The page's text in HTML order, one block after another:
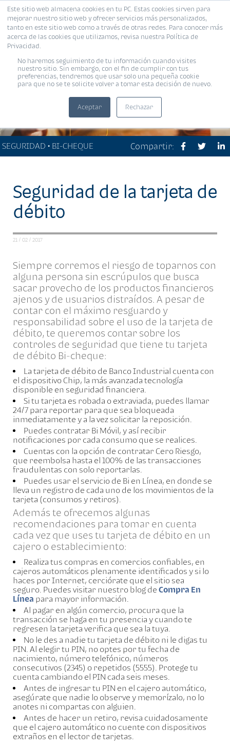
Este sitio web almacena cookies en tu PC. Estas cookies sirven para
mejorar nuestro sitio web y ofrecer servicios más personalizados,
tanto en este sitio web como a través de otras redes. Para conocer más
acerca de las cookies que utilizamos, revisa nuestra Política de
Privacidad.
No haremos seguimiento de tu información cuando visites
nuestro sitio. Sin embargo, con el fin de cumplir con tus
preferencias, tendremos que usar solo una pequeña cookie
para que no se te solicite volver a tomar esta decisión de nuevo.
Aceptar Rechazar
MENÚ
SEGURIDAD • BI-CHEQUE Compartir:
Seguridad de la tarjeta de
débito
21 / 02 / 2017
Siempre corremos el riesgo de toparnos con
alguna persona sin escrúpulos que busca
sacar provecho de los productos financieros
ajenos y de usuarios distraídos. A pesar de
contar con el máximo resguardo y
responsabilidad sobre el uso de la tarjeta de
débito, te queremos contar sobre los
controles de seguridad que tiene tu tarjeta
de débito Bi-cheque:
La tarjeta de débito de Banco Industrial cuenta con
el dispositivo Chip, la más avanzada tecnología
disponible en seguridad financiera.
Si tu tarjeta es robada o extraviada, puedes llamar
24/7 para reportar para que sea bloqueada
inmediatamente y a la vez solicitar la reposición.
Puedes contratar Bi Móvil, y así recibir
notificaciones por cada consumo que se realices.
Cuentas con la opción de contratar Cero Riesgo,
que reembolsa hasta el 100% de las transacciones
fraudulentas con solo reportarlas.
Puedes usar el servicio de Bi en Línea, en donde se
lleva un registro de cada uno de los movimientos de la
tarjeta (consumos y retiros).
Además te ofrecemos algunas
recomendaciones para tomar en cuenta
cada vez que uses tu tarjeta de débito en un
cajero o establecimiento:
Realiza tus compras en comercios confiables, en
cajeros automáticos plenamente identificados y si lo
haces por Internet, cerciórate que el sitio sea
seguro. Puedes visitar nuestro blog de Compra En
Línea para mayor información.
Al pagar en algún comercio, procura que la
transacción se haga en tu presencia y cuando te
regresen la tarjeta verifica que sea la tuya.
No le des a nadie tu tarjeta de débito ni le digas tu
PIN. Al elegir tu PIN, no optes por tu fecha de
nacimiento, número telefónico, números
consecutivos (2345) o repetidos (5555). Protege tu
cuenta cambiando el PIN cada seis meses.
Antes de ingresar tu PIN en el cajero automático,
asegúrate que nadie lo observe y memorízalo, no lo
anotes ni compartas con alguien.
Antes de hacer un retiro, revisa cuidadosamente
que el cajero automático no cuente con dispositivos
extraños en el lector de tarjetas.